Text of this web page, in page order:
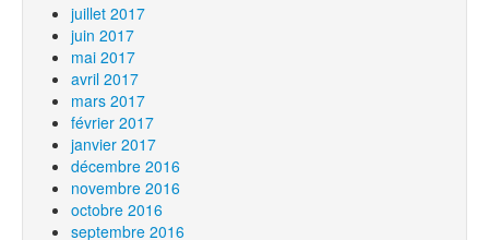
juillet 2017
juin 2017
mai 2017
avril 2017
mars 2017
février 2017
janvier 2017
décembre 2016
novembre 2016
octobre 2016
septembre 2016